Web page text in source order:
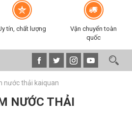
tín, chất lượng
Vận chuyển toàn
quốc
nước thải kaiquan
NƯỚC THẢI